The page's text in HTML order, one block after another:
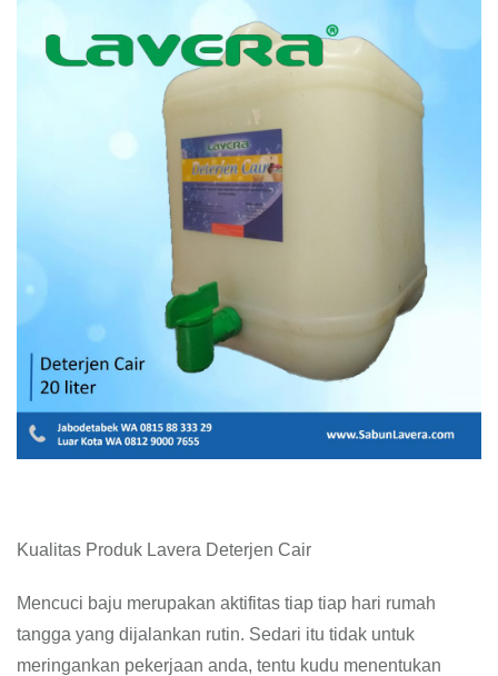
Kualitas Produk Lavera Deterjen Cair
Mencuci baju merupakan aktifitas tiap tiap hari rumah
tangga yang dijalankan rutin. Sedari itu tidak untuk
meringankan pekerjaan anda, tentu kudu menentukan